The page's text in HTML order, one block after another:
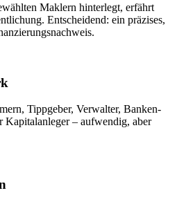
Maklern hinterlegt, erfährt
Entscheidend: ein präzises,
Tippgeber, Verwalter, Banken-
– aufwendig, aber